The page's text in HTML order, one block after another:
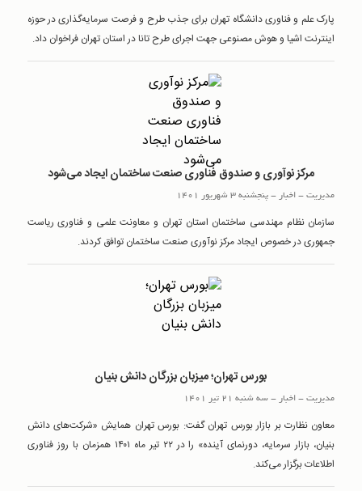
پارک علم و فناوری دانشگاه تهران برای جذب طرح و فرصت سرمایه‌گذاری در حوزه
اینترنت اشیا و هوش مصنوعی جهت اجرای طرح تانا در استان تهران فراخوان داد.
مرکز نوآوری و صندوق فناوری صنعت ساختمان ایجاد می‌شود
مدیریت-اخبار -پنجشنبه 3 شهریور 1401
سازمان نظام مهندسی ساختمان استان تهران و معاونت علمی و فناوری ریاست
جمهوری در خصوص ایجاد مرکز نوآوری صنعت ساختمان توافق کردند.
بورس تهران؛ میزبان بزرگان دانش بنیان
مدیریت-اخبار - سه شنبه 21 تیر 1401
معاون نظارت بر بازار بورس تهران گفت: بورس تهران همایش «شرکت‌های دانش
بنیان، بازار سرمایه، دورنمای آینده» را در ۲۲ تیر ماه ۱۴۰۱ همزمان با روز فناوری
اطلاعات برگزار می‌کند.